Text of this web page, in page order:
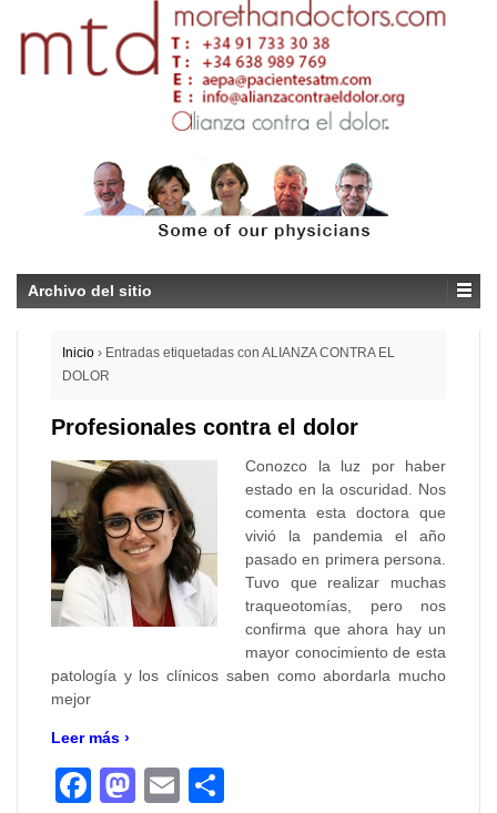
Archivo del sitio
Inicio › Entradas etiquetadas con ALIANZA CONTRA EL
DOLOR
Profesionales contra el dolor
Conozco la luz por haber
estado en la oscuridad. Nos
comenta esta doctora que
vivió la pandemia el año
pasado en primera persona.
Tuvo que realizar muchas
traqueotomías, pero nos
confirma que ahora hay un
mayor conocimiento de esta
patología y los clínicos saben como abordarla mucho
mejor
Leer más ›
Facebook
Mastodon
Email